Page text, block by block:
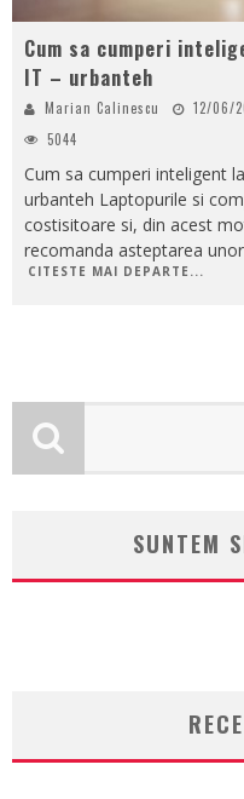
Cum sa cumperi
IT – urbanteh
Marian Calinescu 12/06/
5044
Cum sa cumperi inteligent
urbanteh Laptopurile si
costisitoare si, din acest
recomanda asteptarea
CITESTE MAI DEPARTE...
SUNTEM